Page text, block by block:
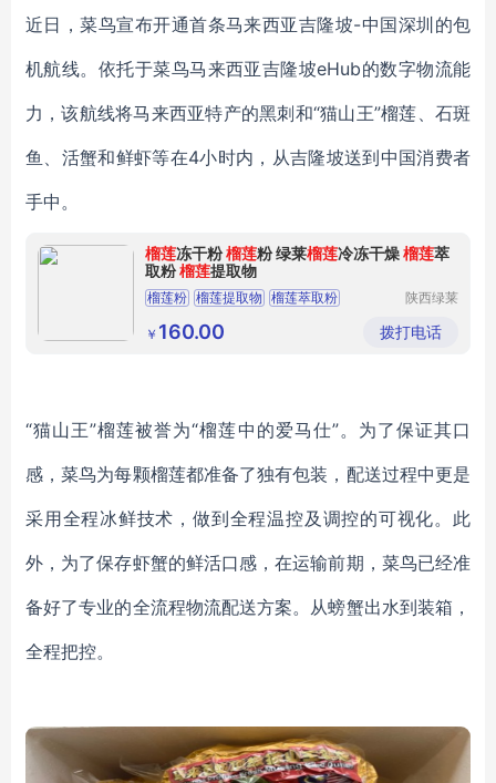
近日，菜鸟宣布开通首条马来西亚吉隆坡-中国深圳的包
机航线。依托于菜鸟马来西亚吉隆坡eHub的数字物流能
力，该航线将马来西亚特产的黑刺和“猫山王”榴莲、石斑
鱼、活蟹和鲜虾等在4小时内，从吉隆坡送到中国消费者
手中。
榴莲冻干粉榴莲粉 绿莱榴莲冷冻干燥榴莲萃
取粉榴莲提取物
榴莲粉 榴莲提取物 榴莲萃取粉
陕西绿莱
有限公司
￥ 160.00 拨打电话
“猫山王”榴莲被誉为“榴莲中的爱马仕”。为了保证其口
感，菜鸟为每颗榴莲都准备了独有包装，配送过程中更是
采用全程冰鲜技术，做到全程温控及调控的可视化。此
外，为了保存虾蟹的鲜活口感，在运输前期，菜鸟已经准
备好了专业的全流程物流配送方案。从螃蟹出水到装箱，
全程把控。